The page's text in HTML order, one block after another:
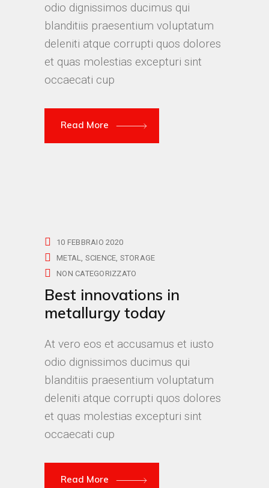
odio dignissimos ducimus qui
blanditiis praesentium voluptatum
deleniti atque corrupti quos dolores
et quas molestias excepturi sint
occaecati cup
Read More
10 FEBBRAIO 2020
METAL SCIENCE STORAGE
NON CATEGORIZZATO
Best innovations in
metallurgy today
At vero eos et accusamus et iusto
odio dignissimos ducimus qui
blanditiis praesentium voluptatum
deleniti atque corrupti quos dolores
et quas molestias excepturi sint
occaecati cup
Read More